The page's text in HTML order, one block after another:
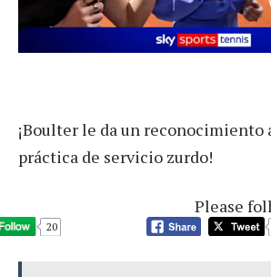
¡Boulter le da un reconocimiento
práctica de servicio zurdo!
Please
20